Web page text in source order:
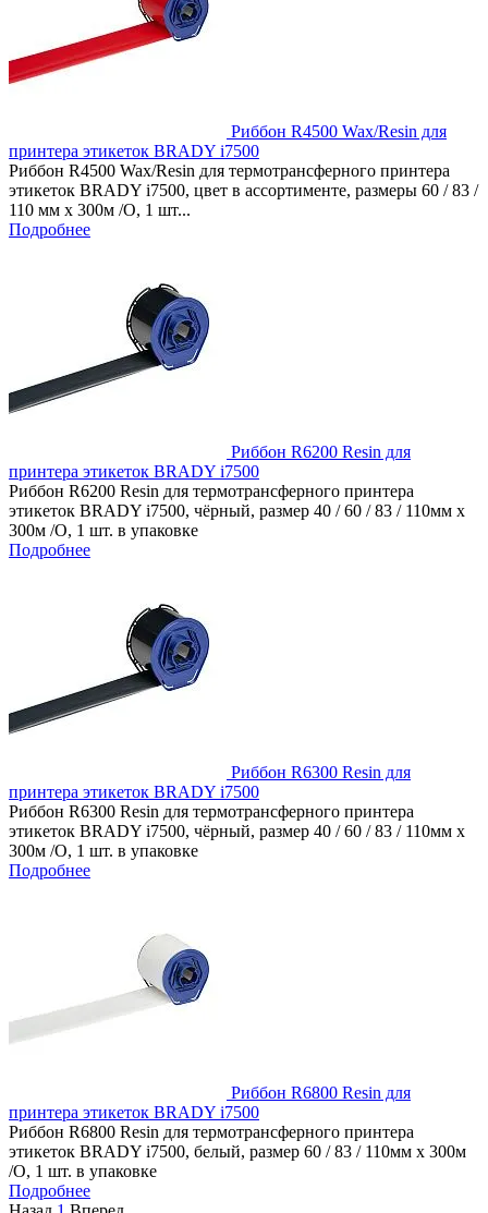
Риббон R4500 Wax/Resin для
принтера этикеток BRADY i7500
Риббон R4500 Wax/Resin для термотрансферного принтера
этикеток BRADY i7500, цвет в ассортименте, размеры 60 / 83 /
110 мм x 300м /O, 1 шт...
Подробнее
Риббон R6200 Resin для
принтера этикеток BRADY i7500
Риббон R6200 Resin для термотрансферного принтера
этикеток BRADY i7500, чёрный, размер 40 / 60 / 83 / 110мм x
300м /O, 1 шт. в упаковке
Подробнее
Риббон R6300 Resin для
принтера этикеток BRADY i7500
Риббон R6300 Resin для термотрансферного принтера
этикеток BRADY i7500, чёрный, размер 40 / 60 / 83 / 110мм x
300м /O, 1 шт. в упаковке
Подробнее
Риббон R6800 Resin для
принтера этикеток BRADY i7500
Риббон R6800 Resin для термотрансферного принтера
этикеток BRADY i7500, белый, размер 60 / 83 / 110мм x 300м
/O, 1 шт. в упаковке
Подробнее